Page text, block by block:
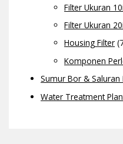
Filter Ukuran
Filter Ukuran
Housing Filter
Komponen
Sumur Bor &
Water Treatment